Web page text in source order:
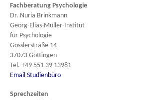
Fachberatung Psychologie
Dr. Nuria Brinkmann
Georg-Elias-Müller-Institut
für Psychologie
Gosslerstraße 14
37073 Göttingen
Tel. +49 551 39 13981
Email Studienbüro
Sprechzeiten